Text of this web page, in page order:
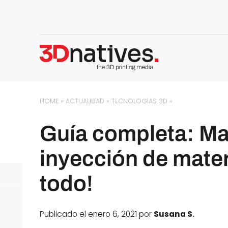
HOME »ACTUALIDAD »TECNOLOGÍAS 3D »
Guía completa:
inyección de
todo!
Publicado el enero 6, 2021 por Susana S.